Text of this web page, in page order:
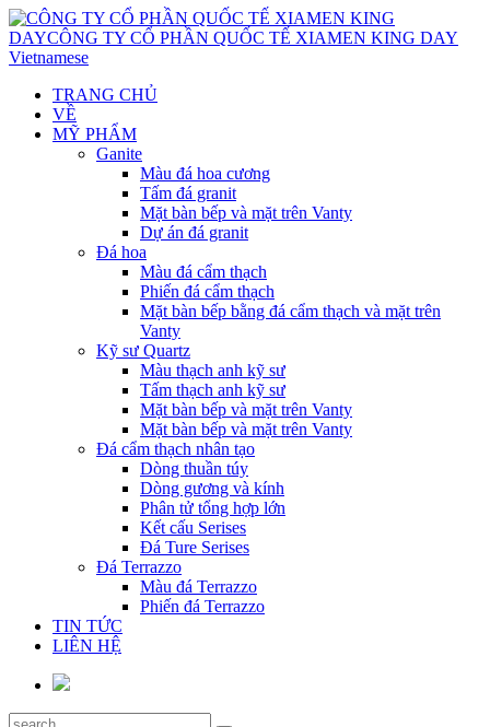
Vietnamese
TRANG CHỦ
VỀ
MỸ PHẨM
Ganite
Màu đá hoa cương
Tấm đá granit
Mặt bàn bếp và mặt trên Vanty
Dự án đá granit
Đá hoa
Màu đá cẩm thạch
Phiến đá cẩm thạch
Mặt bàn bếp bằng đá cẩm thạch và mặt trên
Vanty
Kỹ sư Quartz
Màu thạch anh kỹ sư
Tấm thạch anh kỹ sư
Mặt bàn bếp và mặt trên Vanty
Mặt bàn bếp và mặt trên Vanty
Đá cẩm thạch nhân tạo
Dòng thuần túy
Dòng gương và kính
Phân tử tổng hợp lớn
Kết cấu Serises
Đá Ture Serises
Đá Terrazzo
Màu đá Terrazzo
Phiến đá Terrazzo
TIN TỨC
LIÊN HỆ